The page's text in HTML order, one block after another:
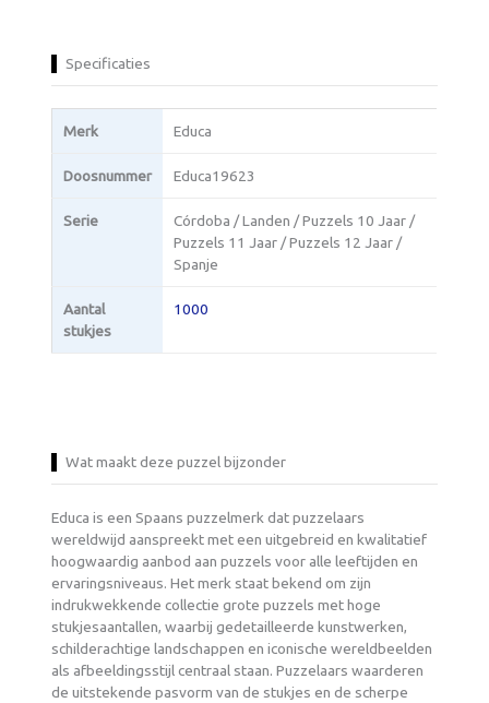
Specificaties
Merk Educa
Doosnummer Educa19623
Serie
Córdoba / Landen / Puzzels 10 Jaar /
Puzzels 11 Jaar / Puzzels 12 Jaar /
Spanje
Aantal
stukjes
1000
Wat maakt deze puzzel bijzonder
Educa is een Spaans puzzelmerk dat puzzelaars
wereldwijd aanspreekt met een uitgebreid en kwalitatief
hoogwaardig aanbod aan puzzels voor alle leeftijden en
ervaringsniveaus. Het merk staat bekend om zijn
indrukwekkende collectie grote puzzels met hoge
stukjesaantallen, waarbij gedetailleerde kunstwerken,
schilderachtige landschappen en iconische wereldbeelden
als afbeeldingsstijl centraal staan. Puzzelaars waarderen
de uitstekende pasvorm van de stukjes en de scherpe